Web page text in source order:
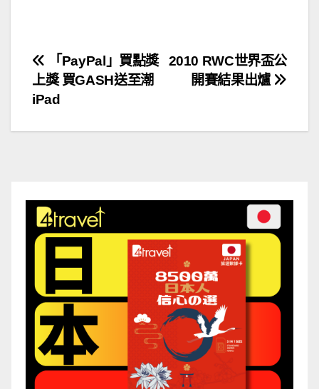
文
章
導
2010 RWC世界盃公
開賽結果出爐
「PayPal」買點獎
上獎 買GASH送至潮
iPad